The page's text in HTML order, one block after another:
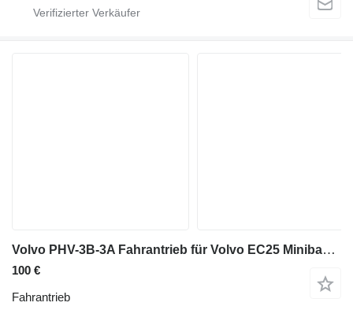
Volvo PHV-3B-3A Fahrantrieb für Volvo EC25 Minibagger
100 €
Fahrantrieb